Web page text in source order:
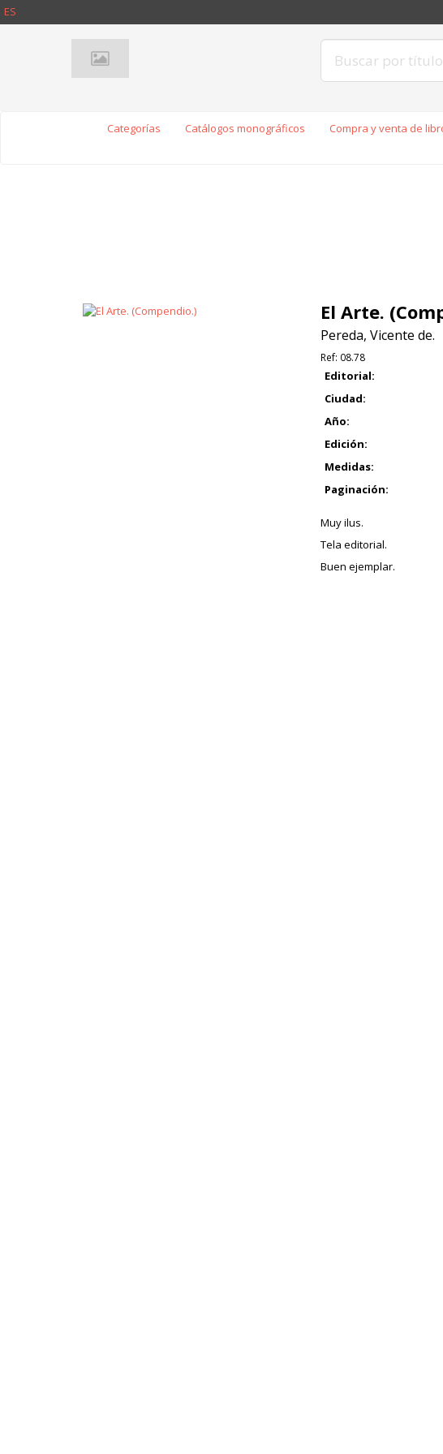
ES
Categorías Catálogos monográficos Compra y venta de
El Arte.
Pereda, Vicente de.
Ref: 08.78
Editorial:
Ciudad:
Año:
Edición:
Medidas:
Paginación:
Muy ilus.
Tela editorial.
Buen ejemplar.